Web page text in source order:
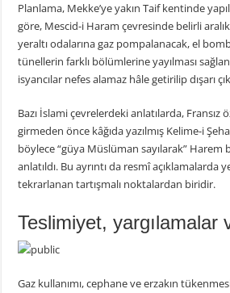
Planlama, Mekke’ye yakın Taif kentinde
göre, Mescid-i Haram çevresinde belirli
yeraltı odalarına gaz pompalanacak, el
tünellerin farklı bölümlerine yayılması
isyancılar nefes alamaz hâle getirilip dışarı
Bazı İslami çevrelerdeki anlatılarda, Fransız
girmeden önce kâğıda yazılmış Kelime-i
böylece “güya Müslüman sayılarak” Harem
anlatıldı. Bu ayrıntı da resmî açıklamalarda
tekrarlanan tartışmalı noktalardan biridir.
Teslimiyet, yargılamalar
Gaz kullanımı, cephane ve erzakın